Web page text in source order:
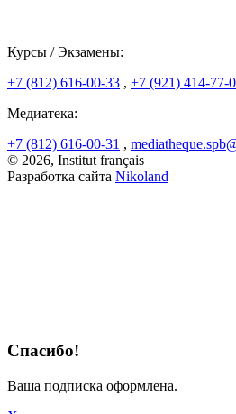
Курсы / Экзамены:
+7 (812) 616-00-33 , +7 (921) 414-77-
Медиатека:
+7 (812) 616-00-31 ,
© 2026, Institut français
Разработка сайта Nikoland
Спасибо!
Ваша подписка оформлена.